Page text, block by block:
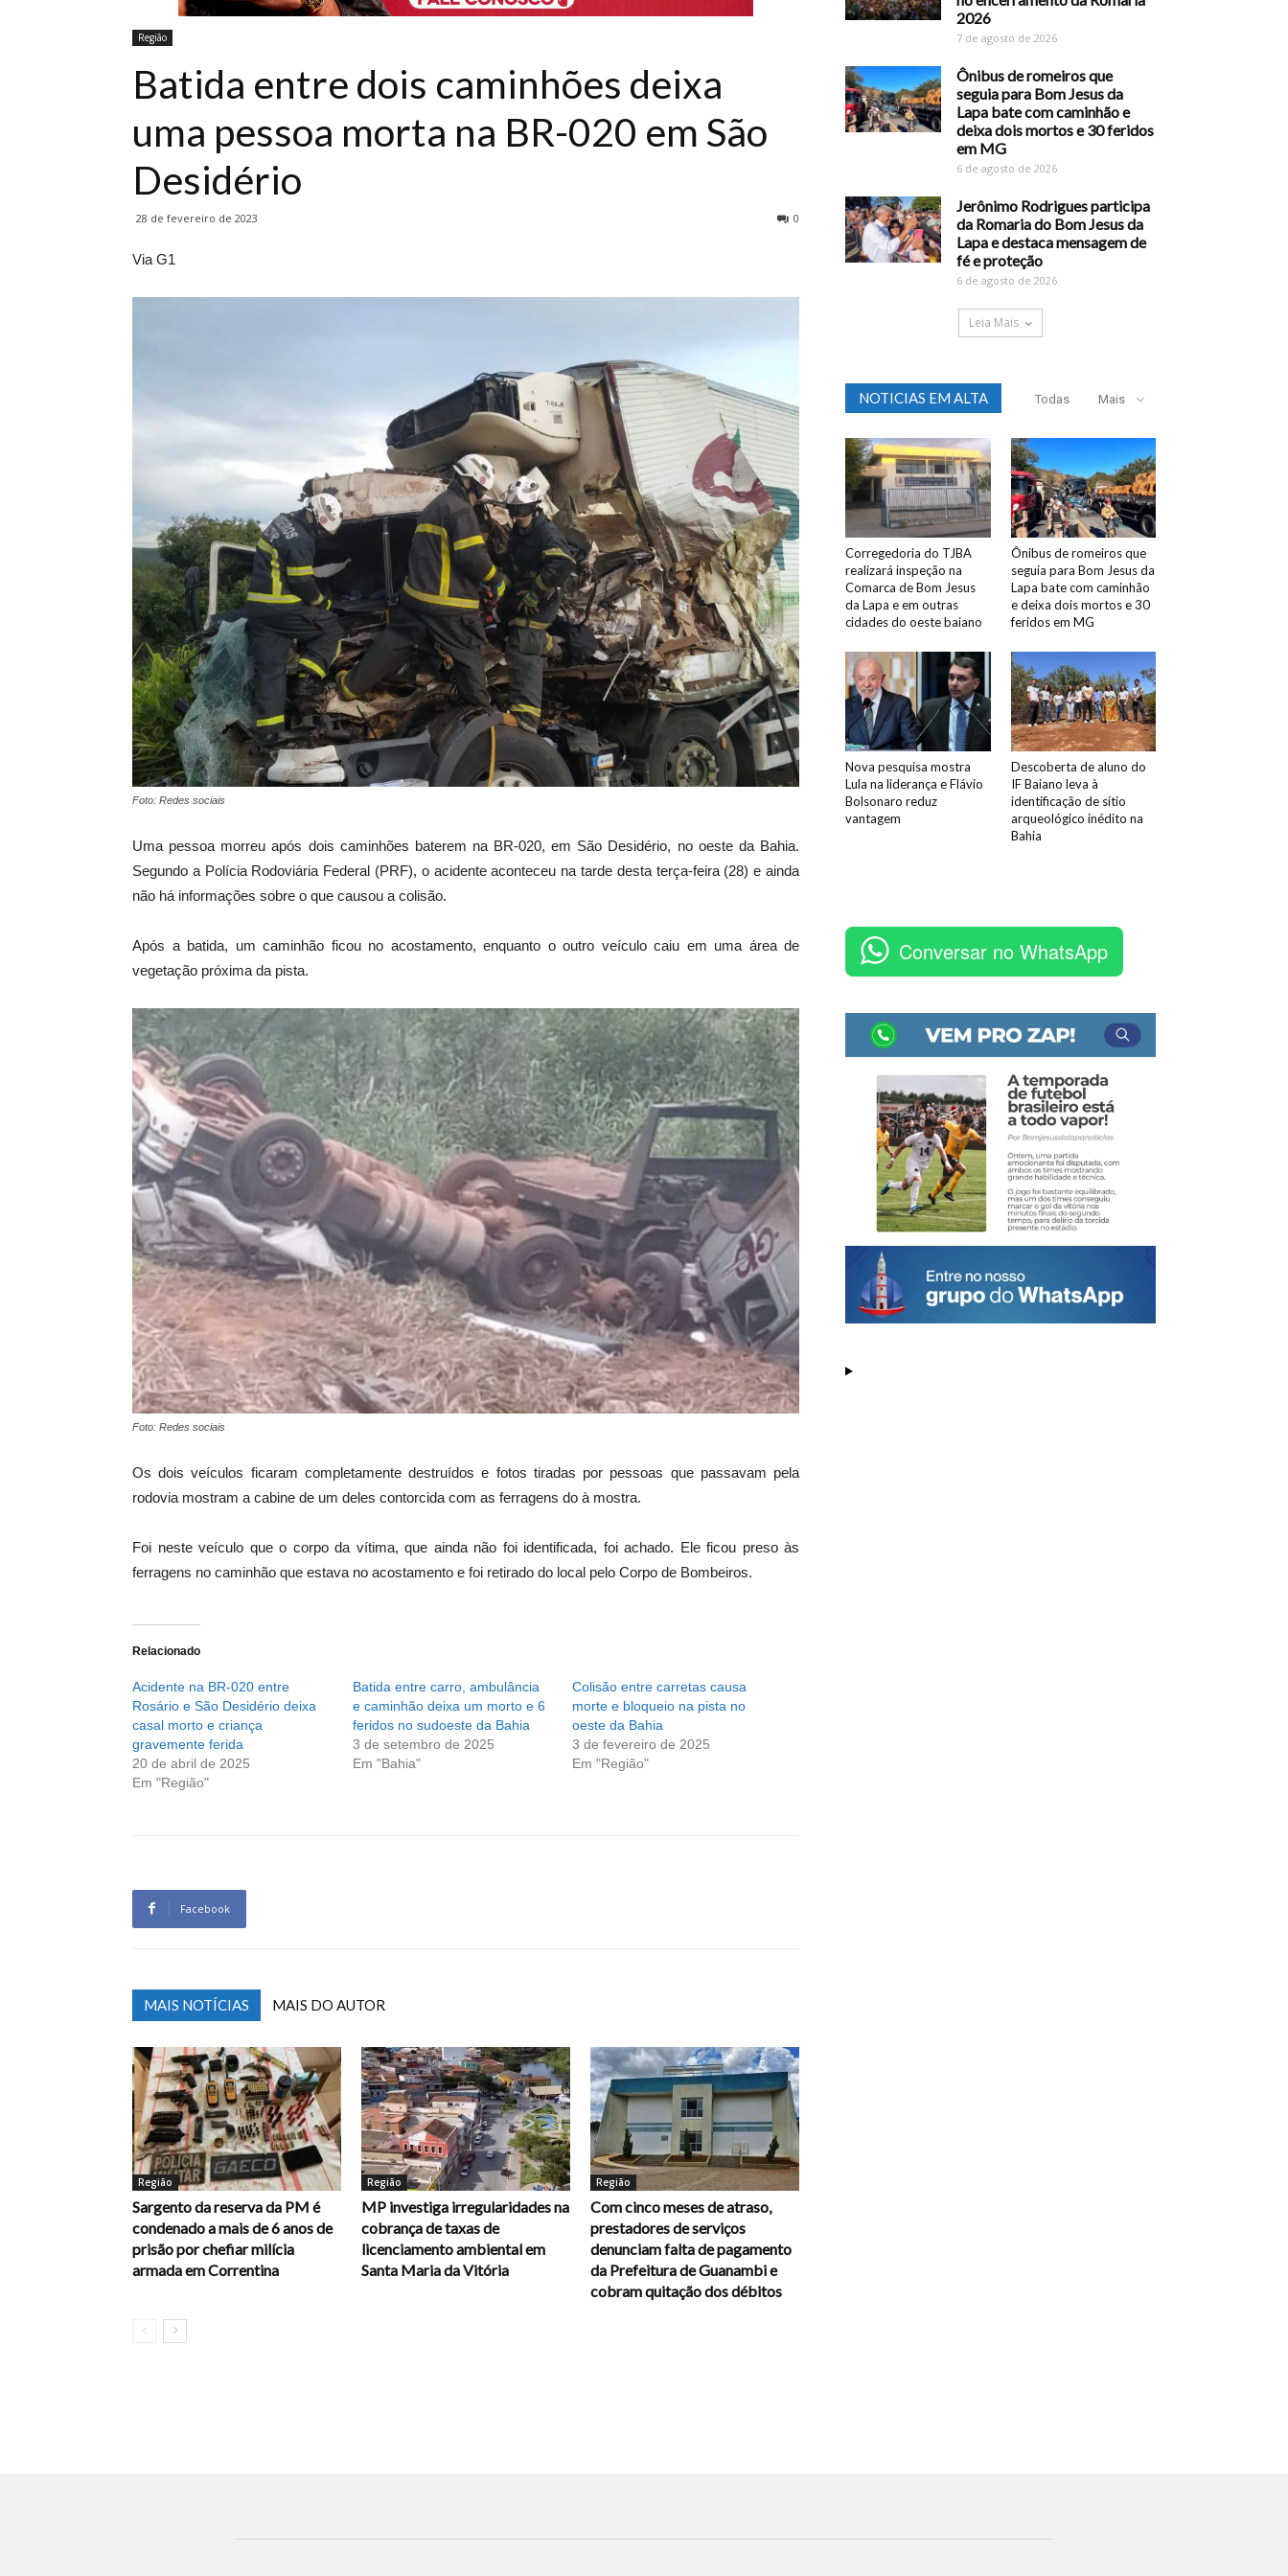
Região
Batida entre dois caminhões deixa
uma pessoa morta na BR-020 em São
Desidério
28 de fevereiro de 2023 0
Via G1
Foto: Redes sociais
Uma pessoa morreu após dois caminhões baterem na BR-020, em São Desidério, no oeste da Bahia.
Segundo a Polícia Rodoviária Federal (PRF), o acidente aconteceu na tarde desta terça-feira (28) e ainda
não há informações sobre o que causou a colisão.
Após a batida, um caminhão ficou no acostamento, enquanto o outro veículo caiu em uma área de
vegetação próxima da pista.
Foto: Redes sociais
Os dois veículos ficaram completamente destruídos e fotos tiradas por pessoas que passavam pela
rodovia mostram a cabine de um deles contorcida com as ferragens do à mostra.
Foi neste veículo que o corpo da vítima, que ainda não foi identificada, foi achado. Ele ficou preso às
ferragens no caminhão que estava no acostamento e foi retirado do local pelo Corpo de Bombeiros.
Relacionado
Acidente na BR-020 entre
Rosário e São Desidério deixa
casal morto e criança
gravemente ferida
20 de abril de 2025
Em "Região"
Batida entre carro, ambulância
e caminhão deixa um morto e 6
feridos no sudoeste da Bahia
3 de setembro de 2025
Em "Bahia"
Colisão entre carretas causa
morte e bloqueio na pista no
oeste da Bahia
3 de fevereiro de 2025
Em "Região"
Facebook
MAIS NOTÍCIAS MAIS DO AUTOR
Região
Sargento da reserva da PM é
condenado a mais de 6 anos de
prisão por chefiar milícia
armada em Correntina
Região
MP investiga irregularidades na
cobrança de taxas de
licenciamento ambiental em
Santa Maria da Vitória
Região
Com cinco meses de atraso,
prestadores de serviços
denunciam falta de pagamento
da Prefeitura de Guanambi e
cobram quitação dos débitos
2026
7 de agosto de 2026
Ônibus de romeiros que
seguia para Bom Jesus da
Lapa bate com caminhão e
deixa dois mortos e 30 feridos
em MG
6 de agosto de 2026
Jerônimo Rodrigues participa
da Romaria do Bom Jesus da
Lapa e destaca mensagem de
fé e proteção
6 de agosto de 2026
Leia Mais
NOTICIAS EM ALTA Todas Mais
Corregedoria do TJBA
realizará inspeção na
Comarca de Bom Jesus
da Lapa e em outras
cidades do oeste baiano
Ônibus de romeiros que
seguia para Bom Jesus da
Lapa bate com caminhão
e deixa dois mortos e 30
feridos em MG
Nova pesquisa mostra
Lula na liderança e Flávio
Bolsonaro reduz
vantagem
Descoberta de aluno do
IF Baiano leva à
identificação de sítio
arqueológico inédito na
Bahia
Conversar no WhatsApp